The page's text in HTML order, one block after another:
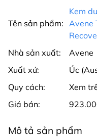
Tên sản phẩm:
Kem
Avene
Nhà sản xuất:
Avene
Xuất xứ:
Úc
Quy cách:
Xem
Giá bán:
Mô tả sản phẩm